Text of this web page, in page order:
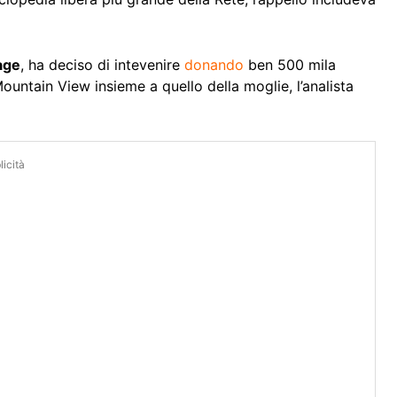
, ha deciso di intevenire donando ben 500 mila
View insieme a quello della moglie, l’analista